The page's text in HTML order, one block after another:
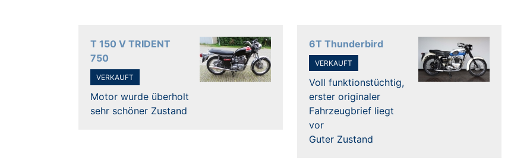
T 150 V TRIDENT
750
VERKAUFT
Motor wurde überholt
sehr schöner Zustand
6T Thunderbird
VERKAUFT
Voll funktionstüchtig,
erster originaler
Fahrzeugbrief liegt
vor
Guter Zustand